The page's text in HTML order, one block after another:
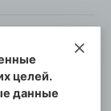
ПИ №57-
целей.
данные